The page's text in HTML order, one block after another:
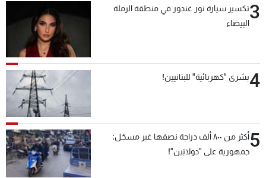
3تكسير سيارة نور غندور في منطقة الرملة
البيضاء
4بشرى "كهربائية" للبنانيين!
5
أكثر من ٨٠٠ ألف دراجة نصفها غير مسجّل:
جمهورية على "دولابَين"!